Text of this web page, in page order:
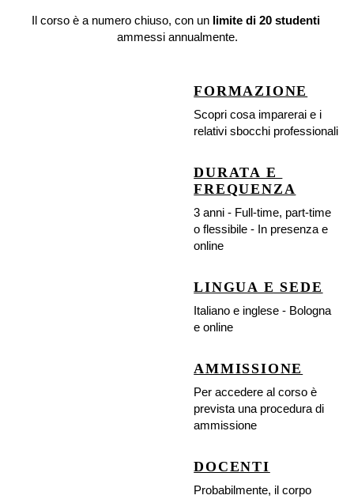
Il corso è a numero chiuso, con un limite di 20 studenti
ammessi annualmente.
FORMAZIONE
Scopri cosa imparerai e i
relativi sbocchi professionali
DURATA E
FREQUENZA
3 anni - Full-time, part-time
o flessibile - In presenza e
online
LINGUA E SEDE
Italiano e inglese - Bologna
e online
AMMISSIONE
Per accedere al corso è
prevista una procedura di
ammissione
DOCENTI
Probabilmente, il corpo